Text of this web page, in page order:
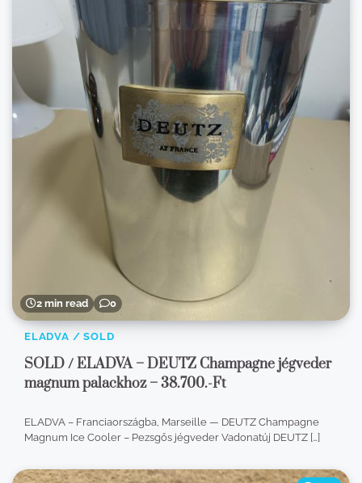
2 min read 0
ELADVA / SOLD
SOLD / ELADVA – DEUTZ Champagne jégveder
magnum palackhoz – 38.700.-Ft
ELADVA – Franciaországba, Marseille — DEUTZ Champagne
Magnum Ice Cooler – Pezsgős jégveder Vadonatúj DEUTZ […]